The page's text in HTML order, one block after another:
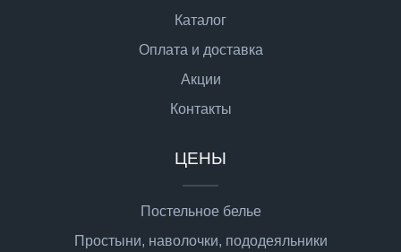
Каталог
Оплата и доставка
Акции
Контакты
ЦЕНЫ
Постельное белье
Простыни, наволочки, пододеяльники